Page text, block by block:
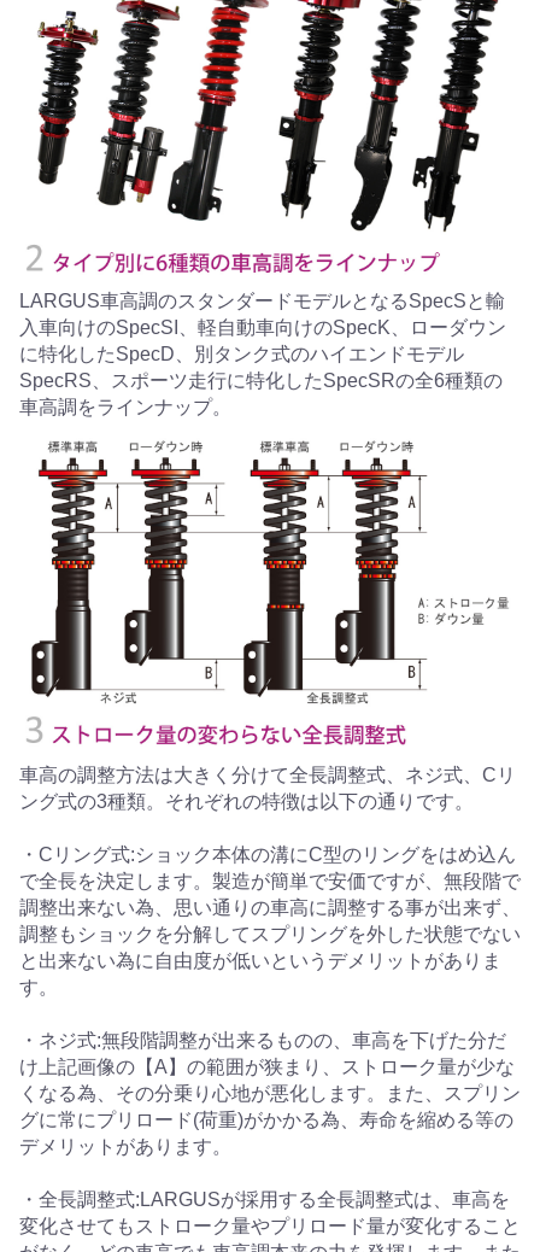
LARGUS車高調のスタンダードモデルとなるSpecSと輸
入車向けのSpecSI、軽自動車向けのSpecK、ローダウン
に特化したSpecD、別タンク式のハイエンドモデル
SpecRS、スポーツ走行に特化したSpecSRの全6種類の
車高調をラインナップ。
車高の調整方法は大きく分けて全長調整式、ネジ式、Cリ
ング式の3種類。それぞれの特徴は以下の通りです。
・Cリング式:ショック本体の溝にC型のリングをはめ込ん
で全長を決定します。製造が簡単で安価ですが、無段階で
調整出来ない為、思い通りの車高に調整する事が出来ず、
調整もショックを分解してスプリングを外した状態でない
と出来ない為に自由度が低いというデメリットがありま
す。
・ネジ式:無段階調整が出来るものの、車高を下げた分だ
け上記画像の【A】の範囲が狭まり、ストローク量が少な
くなる為、その分乗り心地が悪化します。また、スプリン
グに常にプリロード(荷重)がかかる為、寿命を縮める等の
デメリットがあります。
・全長調整式:LARGUSが採用する全長調整式は、車高を
変化させてもストローク量やプリロード量が変化すること